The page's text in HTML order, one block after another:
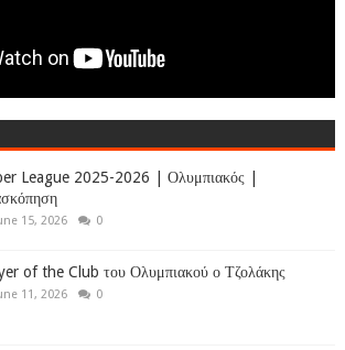
League 2025-2026 | Ολυμπιακός |
15, 2026 0
of the Club του Ολυμπιακού ο Τζολάκης
11, 2026 0